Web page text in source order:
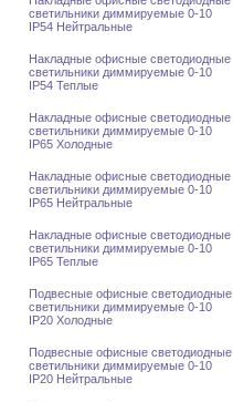
светильники диммируемые 0-10
IP54 Нейтральные
Накладные офисные светодиодные
светильники диммируемые 0-10
IP54 Теплые
Накладные офисные светодиодные
светильники диммируемые 0-10
IP65 Холодные
Накладные офисные светодиодные
светильники диммируемые 0-10
IP65 Нейтральные
Накладные офисные светодиодные
светильники диммируемые 0-10
IP65 Теплые
Подвесные офисные светодиодные
светильники диммируемые 0-10
IP20 Холодные
Подвесные офисные светодиодные
светильники диммируемые 0-10
IP20 Нейтральные